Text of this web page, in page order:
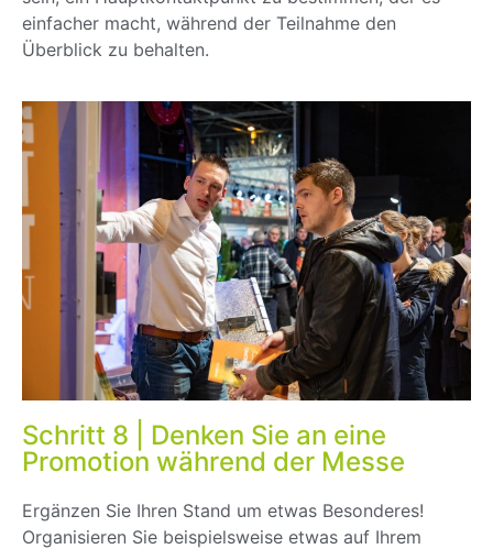
einfacher macht, während der Teilnahme den
Überblick zu behalten.
Schritt 8 | Denken Sie an eine
Promotion während der Messe
Ergänzen Sie Ihren Stand um etwas Besonderes!
Organisieren Sie beispielsweise etwas auf Ihrem